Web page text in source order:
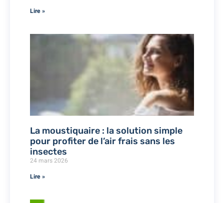
Lire »
La moustiquaire : la solution simple
pour profiter de l’air frais sans les
insectes
24 mars 2026
Lire »